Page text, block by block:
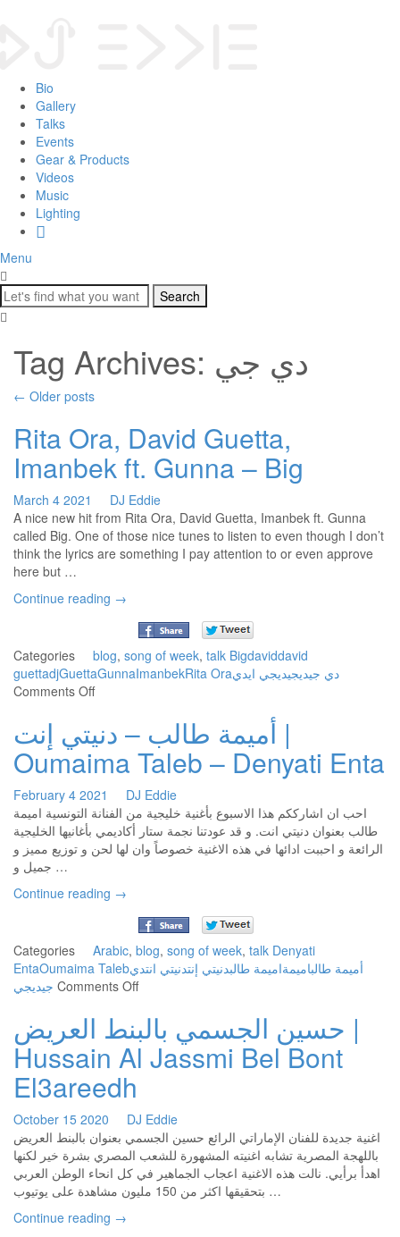
Bio
Gallery
Talks
Events
Gear & Products
Videos
Music
Lighting
Menu
Tag Archives: دي جي
← Older posts
Rita Ora, David Guetta,
Imanbek ft. Gunna – Big
March 4 2021
DJ Eddie
A nice new hit from Rita Ora, David Guetta, Imanbek ft. Gunna
called Big. One of those nice tunes to listen to even though I don’t
think the lyrics are something I pay attention to or even approve
here but …
Continue reading →
Categories blog, song of week, talk Bigdaviddavid
guettadjGuettaGunnaImanbekRita Ora دي جيديجيديجي ايدي
Comments Offon
Ora,
David
Guetta,
ft.
Gunna
–
Big
أميمة طالب – دنيتي إنت |
Oumaima Taleb – Denyati Enta
February 4 2021
DJ Eddie
احب ان اشارككم هذا الاسبوع بأغنية خليجية من الفنانة التونسية اميمة
طالب بعنوان دنيتي انت. و قد عودتنا نجمة ستار أكاديمي بأغانيها الخليجية
الرائعة و احببت ادائها في هذه الاغنية خصوصاً وان لها لحن و توزيع مميز و
جميل و …
Continue reading →
Categories Arabic, blog, song of week, talk Denyati
EntaOumaima Taleb أميمة طالباميمةاميمة طالبدنيتي إنتدنيتي انتدي
جيديجي Comments Offon
طالب
–
دنيتي
Oumaima
Taleb
–
Denyati
Enta
حسين الجسمي بالبنط العريض |
Hussain Al Jassmi Bel Bont
El3areedh
October 15 2020
DJ Eddie
اغنية جديدة للفنان الإماراتي الرائع حسين الجسمي بعنوان بالبنط العريض
باللهجة المصرية تشابه اغنيته المشهورة للشعب المصري بشرة خير لكنها
اهدأ برأيي. نالت هذه الاغنية اعجاب الجماهير في كل انحاء الوطن العربي
بتحقيقها اكثر من 150 مليون مشاهدة على يوتيوب …
Continue reading →